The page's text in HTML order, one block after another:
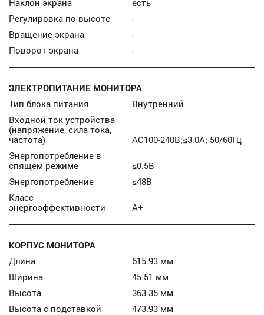
Регулировка по высоте
-
Вращение экрана
-
Поворот экрана
-
ЭЛЕКТРОПИТАНИЕ МОНИТОРА
Тип блока питания
Внутренний
Входной ток устройства
(напряжение, сила тока,
частота)
AC100-240В;≤3.0A; 50/60Гц
Энергопотребление в
спящем режиме
≤0.5В
Энергопотребление
≤48В
Класс
энергоэффективности
А+
КОРПУС МОНИТОРА
Длина
615.93 мм
Ширина
45.51 мм
Высота
363.35 мм
Высота с подставкой
473.93 мм